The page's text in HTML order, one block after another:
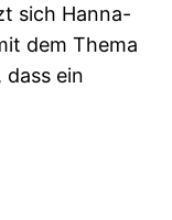
sich Hanna-
dem Thema
dass ein